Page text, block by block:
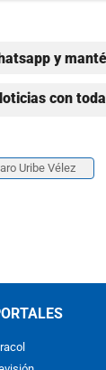
y
con
Uribe Vélez